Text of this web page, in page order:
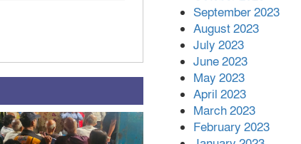
September 2023
August 2023
July 2023
June 2023
May 2023
April 2023
March 2023
February 2023